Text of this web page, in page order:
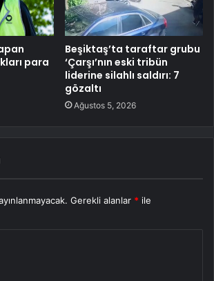
para
Beşiktaş’ta taraftar grubu
‘Çarşı’nın eski tribün
liderine silahlı saldırı: 7
gözaltı
Ağustos 5, 2026
Gerekli alanlar * ile